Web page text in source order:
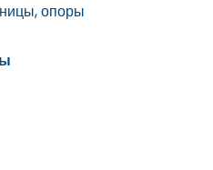
опоры